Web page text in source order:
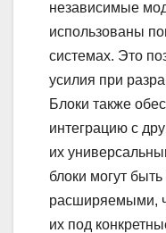
независимые
использованы
системах. Это
усилия при
Блоки также
интеграцию с
их
блоки могут
расширяемыми,
их под